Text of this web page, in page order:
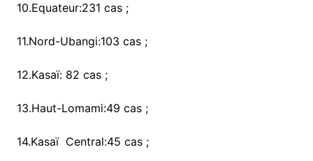
10.Equateur:231 cas ;
11.Nord-Ubangi:103 cas ;
12.Kasaï: 82 cas ;
13.Haut-Lomami:49 cas ;
14.Kasaï Central:45 cas ;